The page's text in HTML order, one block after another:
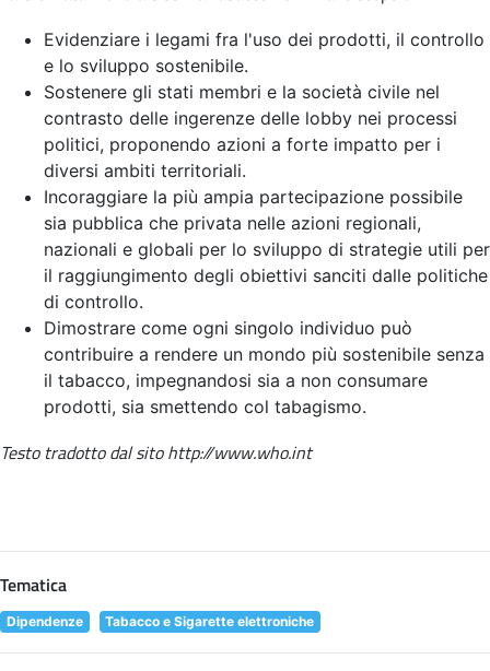
Evidenziare i legami fra l'uso dei prodotti, il controllo
e lo sviluppo sostenibile.
Sostenere gli stati membri e la società civile nel
contrasto delle ingerenze delle lobby nei processi
politici, proponendo azioni a forte impatto per i
diversi ambiti territoriali.
Incoraggiare la più ampia partecipazione possibile
sia pubblica che privata nelle azioni regionali,
nazionali e globali per lo sviluppo di strategie utili per
il raggiungimento degli obiettivi sanciti dalle politiche
di controllo.
Dimostrare come ogni singolo individuo può
contribuire a rendere un mondo più sostenibile senza
il tabacco, impegnandosi sia a non consumare
prodotti, sia smettendo col tabagismo.
Testo tradotto dal sito http://www.who.int
Tematica
Dipendenze Tabacco e Sigarette elettroniche